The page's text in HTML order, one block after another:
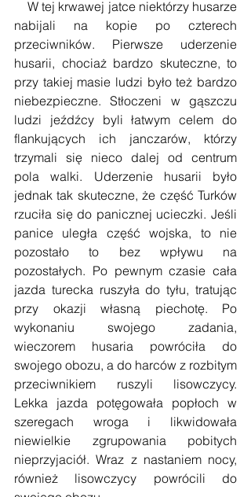
nabijali na kopie po czterech
przeciwników. Pierwsze uderzenie
husarii, chociaż bardzo skuteczne, to
przy takiej masie ludzi było też bardzo
niebezpieczne. Stłoczeni w gąszczu
ludzi jeźdźcy byli łatwym celem do
flankujących ich janczarów, którzy
trzymali się nieco dalej od centrum
pola walki. Uderzenie husarii było
jednak tak skuteczne, że część Turków
rzuciła się do panicznej ucieczki. Jeśli
panice uległa część wojska, to nie
pozostało to bez wpływu na
pozostałych. Po pewnym czasie cała
jazda turecka ruszyła do tyłu, tratując
przy okazji własną piechotę. Po
wykonaniu swojego zadania,
wieczorem husaria powróciła do
swojego obozu, a do harców z rozbitym
przeciwnikiem ruszyli lisowczycy.
Lekka jazda potęgowała popłoch w
szeregach wroga i likwidowała
niewielkie zgrupowania pobitych
nieprzyjaciół. Wraz z nastaniem nocy,
również lisowczycy powrócili do